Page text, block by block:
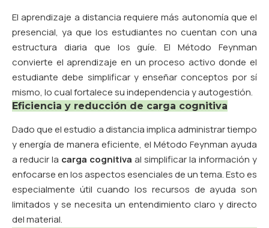
El aprendizaje a distancia requiere más autonomía que el
presencial, ya que los estudiantes no cuentan con una
estructura diaria que los guíe. El Método Feynman
convierte el aprendizaje en un proceso activo donde el
estudiante debe simplificar y enseñar conceptos por sí
mismo, lo cual fortalece su independencia y autogestión.
Eficiencia y reducción de carga cognitiva
Dado que el estudio a distancia implica administrar tiempo
y energía de manera eficiente, el Método Feynman ayuda
a reducir la carga cognitiva al simplificar la información y
enfocarse en los aspectos esenciales de un tema. Esto es
especialmente útil cuando los recursos de ayuda son
limitados y se necesita un entendimiento claro y directo
del material.